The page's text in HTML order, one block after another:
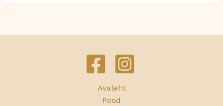
Avaleht
Pood